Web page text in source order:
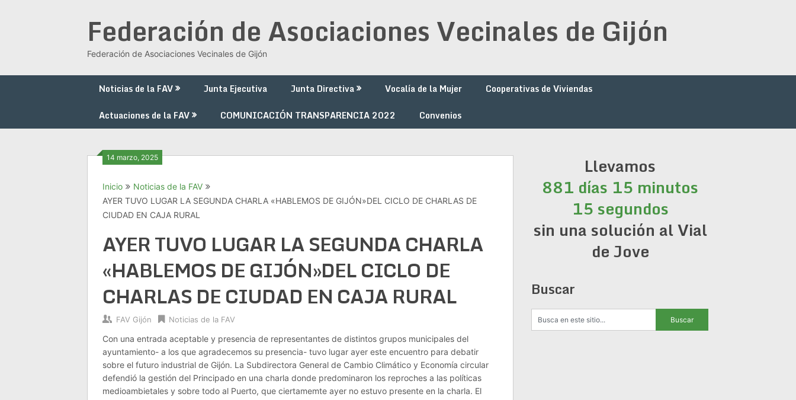
Federación de Asociaciones Vecinales de Gijón
Federación de Asociaciones Vecinales de Gijón
Noticias de la FAV Junta Ejecutiva Junta Directiva Vocalía de la Mujer
Cooperativas de Viviendas
Actuaciones de la FAV
COMUNICACIÓN TRANSPARENCIA 2022 Convenios
14 marzo, 2025
Inicio
Noticias de la FAV
AYER TUVO LUGAR LA SEGUNDA CHARLA «HABLEMOS DE GIJÓN»DEL CICLO DE CHARLAS DE
CIUDAD EN CAJA RURAL
AYER TUVO LUGAR LA SEGUNDA CHARLA
«HABLEMOS DE GIJÓN»DEL CICLO DE
CHARLAS DE CIUDAD EN CAJA RURAL
FAV Gijón Noticias de la FAV
Con una entrada aceptable y presencia de representantes de distintos grupos municipales del
ayuntamiento- a los que agradecemos su presencia- tuvo lugar ayer este encuentro para debatir
sobre el futuro industrial de Gijón. La Subdirectora General de Cambio Climático y Economía circular
defendió la gestión del Principado en una charla donde predominaron los reproches a las políticas
medioambietales y sobre todo al Puerto, que ciertamemte ayer no estuvo presente en la charla. El
Llevamos
881 días 15 minutos
16 segundos
sin una solución al Vial
de Jove
Buscar